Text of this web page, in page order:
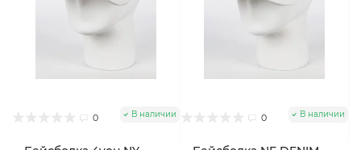
0 В наличии 0 В наличии